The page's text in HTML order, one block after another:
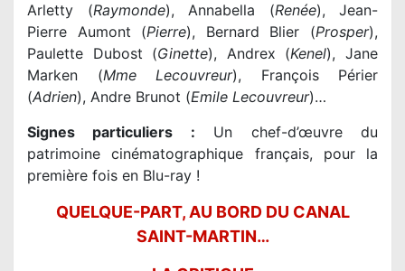
Arletty (Raymonde), Annabella (Renée), Jean-
Pierre Aumont (Pierre), Bernard Blier (Prosper),
Paulette Dubost (Ginette), Andrex (Kenel), Jane
Marken (Mme Lecouvreur), François Périer
(Adrien), Andre Brunot (Emile Lecouvreur)…
Signes particuliers : Un chef-d’œuvre du
patrimoine cinématographique français, pour la
première fois en Blu-ray !
QUELQUE-PART, AU BORD DU CANAL
SAINT-MARTIN…